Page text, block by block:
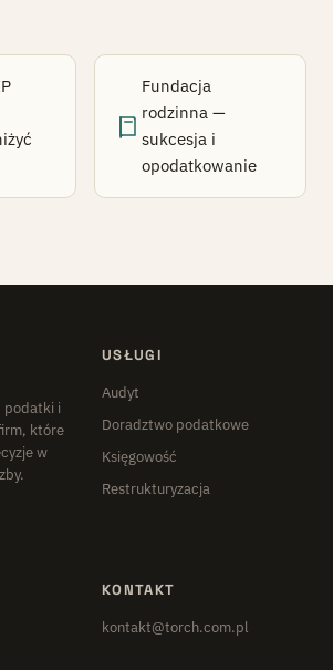
Fundacja
rodzinna —
sukcesja i
opodatkowanie
podatki i
które
w
USŁUGI
Audyt
Doradztwo podatkowe
Księgowość
Restrukturyzacja
KONTAKT
kontakt@torch.com.pl